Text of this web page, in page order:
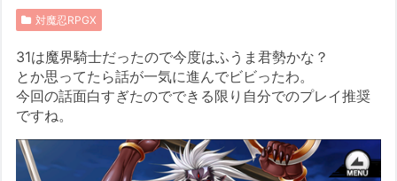
対魔忍RPGX
31は魔界騎士だったので今度はふうま君勢かな？
とか思ってたら話が一気に進んでビビったわ。
今回の話面白すぎたのでできる限り自分でのプレイ推奨
ですね。